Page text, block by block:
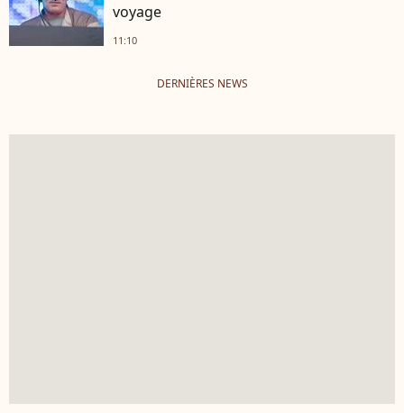
voyage
11:10
DERNIÈRES NEWS